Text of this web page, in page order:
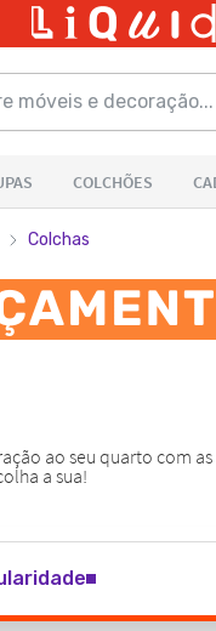
Colchas